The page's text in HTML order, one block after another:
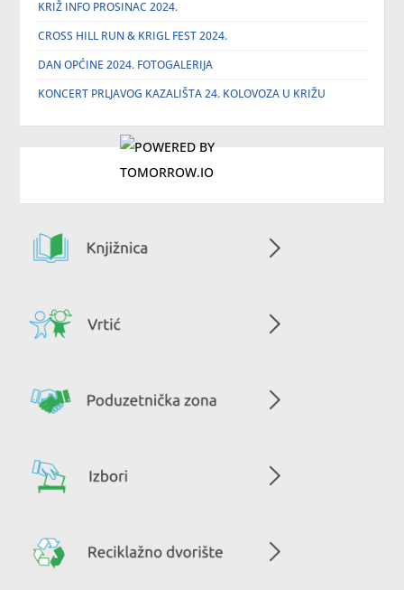
KRIŽ INFO PROSINAC 2024.
CROSS HILL RUN & KRIGL FEST 2024.
DAN OPĆINE 2024. FOTOGALERIJA
KONCERT PRLJAVOG KAZALIŠTA 24. KOLOVOZA U KRIŽU